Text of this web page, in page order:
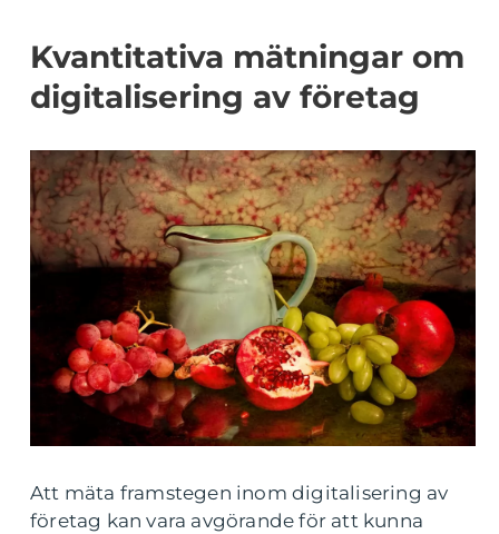
Kvantitativa mätningar om
digitalisering av företag
Att mäta framstegen inom digitalisering av
företag kan vara avgörande för att kunna